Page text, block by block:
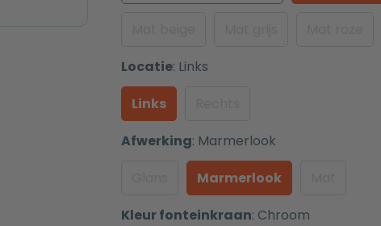
Locatie: Links
Links
Afwerking: Marmerlook
Marmerlook
Kleur fonteinkraan: Chroom